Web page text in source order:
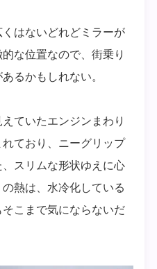
はないどれどミラーが
な位置なので、街乗り
るかもしれない。
ていたエンジンまわり
ており、ニーグリップ
スリムな形状ゆえに心
熱は、水冷化している
こまで気にならないだ